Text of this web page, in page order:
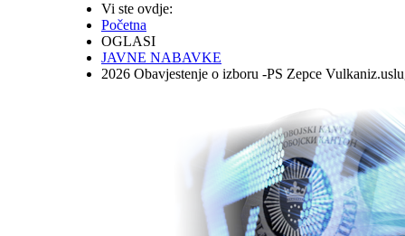
Vi ste ovdje:
Početna
OGLASI
JAVNE NABAVKE
2026 Obavjestenje o izboru -PS Zepce